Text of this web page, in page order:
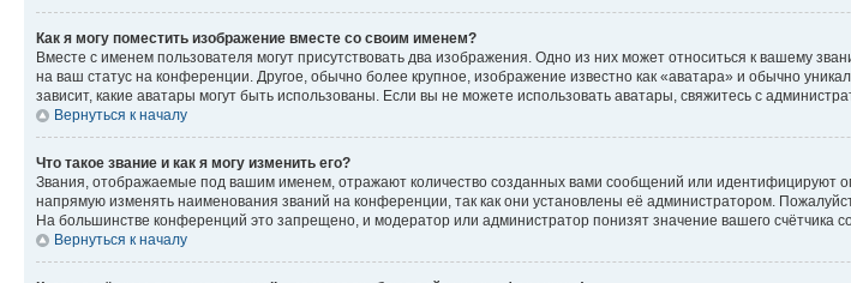
Как я могу поместить изображение вместе со своим именем?
Вместе с именем пользователя могут присутствовать два изображения. Одно из них может относиться к вашему
на ваш статус на конференции. Другое, обычно более крупное, изображение известно как «аватара» и обычно
зависит, какие аватары могут быть использованы. Если вы не можете использовать аватары, свяжитесь с
Вернуться к началу
Что такое звание и как я могу изменить его?
Звания, отображаемые под вашим именем, отражают количество созданных вами сообщений или
напрямую изменять наименования званий на конференции, так как они установлены её администратором.
На большинстве конференций это запрещено, и модератор или администратор понизят значение вашего счётчика
Вернуться к началу